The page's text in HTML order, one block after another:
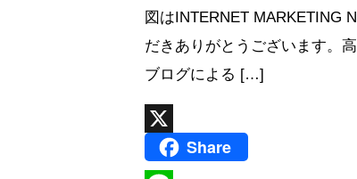
図はINTERNET MARKETING
だきありがとうございます。
ブログによる […]
Share